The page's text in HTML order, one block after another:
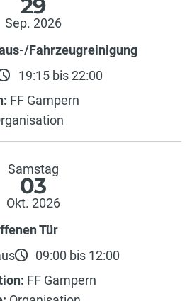
29
Sep. 2026
Fahrzeugreinigung
19:15 bis 22:00
FF Gampern
Samstag
03
Okt. 2026
Tür
09:00 bis 12:00
FF Gampern